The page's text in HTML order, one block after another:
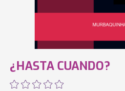
¿HASTA CUANDO?